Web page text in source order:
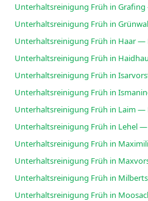
Unterhaltsreinigung Früh in
Unterhaltsreinigung Früh in
Unterhaltsreinigung Früh in Haar —
Unterhaltsreinigung Früh in
Unterhaltsreinigung Früh in
Unterhaltsreinigung Früh in
Unterhaltsreinigung Früh in Laim —
Unterhaltsreinigung Früh in Lehel
Unterhaltsreinigung Früh in
Unterhaltsreinigung Früh in
Unterhaltsreinigung Früh in
Unterhaltsreinigung Früh in